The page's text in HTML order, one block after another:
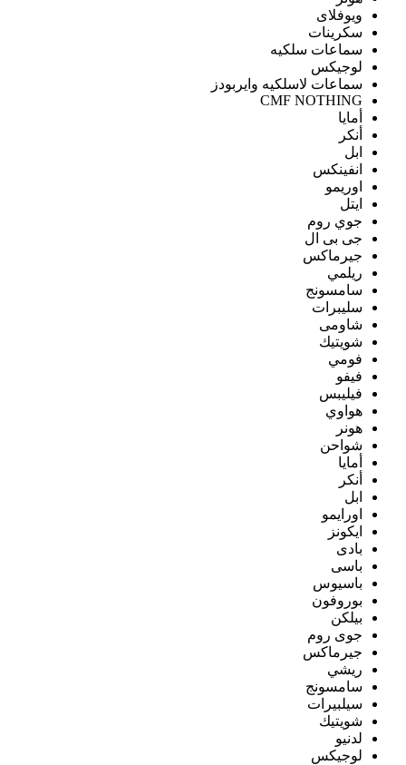
ويوفلاى
سكرينات
سماعات سلكيه
لوجيكس
سماعات لاسلكيه وايربودز
CMF NOTHING
أمايا
أنكر
ابل
انفينكس
اوريمو
ايتل
جوي روم
جى بى ال
جيرماكس
ريلمي
سامسونج
سليبرات
شاومى
شويتيك
فومي
فيفو
فيليبس
هواوي
هونر
شواحن
أمايا
أنكر
ابل
اورايمو
ايكونز
بادى
باسى
باسيوس
بوروفون
بيلكن
جوى روم
جيرماكس
ريشي
سامسونج
سيلبيرات
شويتيك
لدنيو
لوجيكس